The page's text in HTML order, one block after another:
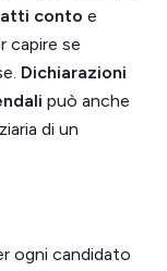
conto e
capire se
Dichiarazioni
può anche
di un
ogni candidato